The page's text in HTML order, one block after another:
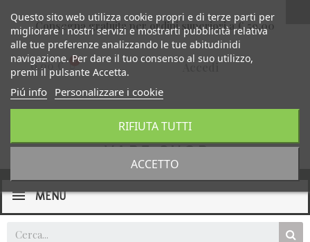
Consegna gratuita per ordini superiori a € 59,00
0,00 €
MENU
Questo sito web utilizza cookie propri e di terze parti per
migliorare i nostri servizi e mostrarti pubblicità relativa
alle tue preferenze analizzando le tue abitudinidi
navigazione. Per dare il tuo consenso al suo utilizzo,
premi il pulsante Accetta.
Piú info Personalizzare i cookie
RIFIUTA TUTTI
ACCETTO